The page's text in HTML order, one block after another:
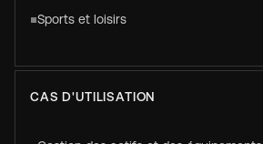
Sports et loisirs
CAS D'UTILISATION